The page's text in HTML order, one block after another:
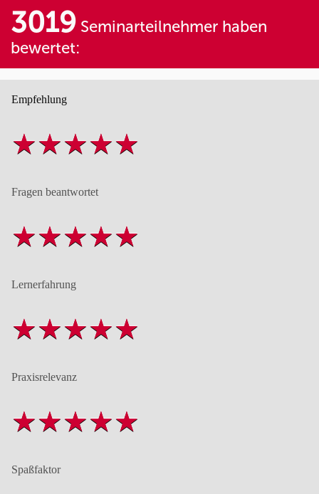
3019 Seminarteilnehmer haben
bewertet:
Empfehlung
Fragen beantwortet
Lernerfahrung
Praxisrelevanz
Spaßfaktor